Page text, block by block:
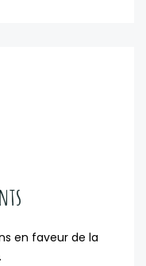
en faveur de la